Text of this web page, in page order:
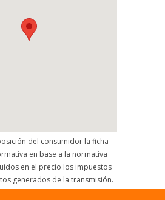
del consumidor la ficha
en base a la normativa
en el precio los impuestos
generados de la transmisión.